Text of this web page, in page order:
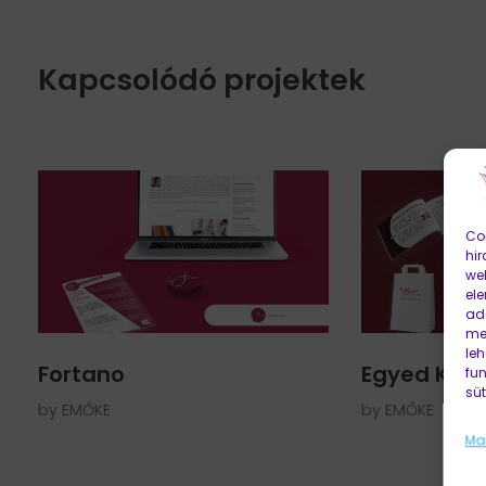
Kapcsolódó projektek
Fortano
by EMŐKE
Egyed
by EMŐKE